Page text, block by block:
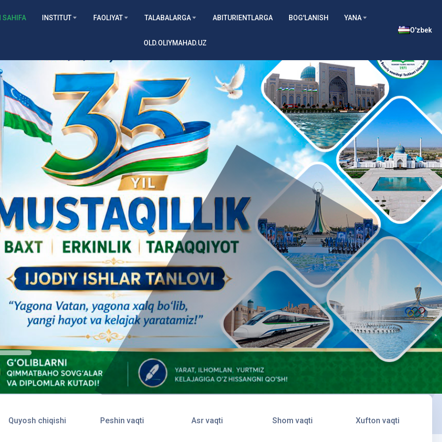
SAHIFA INSTITUT FAOLIYAT TALABALARGA ABITURIENTLARGA BOG'LANISH YANA
OLD.OLIYMAHAD.UZ
O'zbek
Quyosh chiqishi Peshin vaqti Asr vaqti Shom vaqti Xufton vaqti